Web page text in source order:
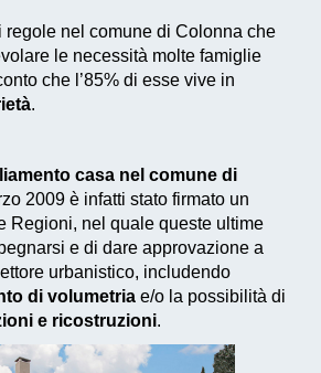
regole nel comune di Colonna che
le necessità molte famiglie
che l’85% di esse vive in
.
casa nel comune di
2009 è infatti stato firmato un
Regioni, nel quale queste ultime
e di dare approvazione a
urbanistico, includendo
di volumetria e/o la possibilità di
e ricostruzioni.